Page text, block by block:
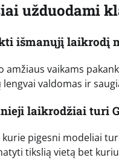
užduodami
išmanųjį laikrodį
amžiaus vaikams
valdomas ir
laikrodžiai turi
kurie pigesni modeliai
tikslią vietą bet